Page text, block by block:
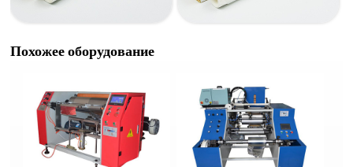
Похожее оборудование